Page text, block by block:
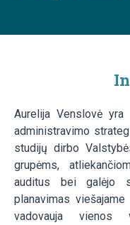
Aurelija Venslovė
administravimo
studijų dirbo
grupėms,
auditus bei galėjo
planavimas
vadovauja vienos